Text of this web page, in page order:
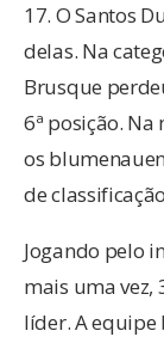
17. O Santos
delas. Na
Brusque
6ª posição.
os
de
Jogando pelo
mais uma vez,
líder. A